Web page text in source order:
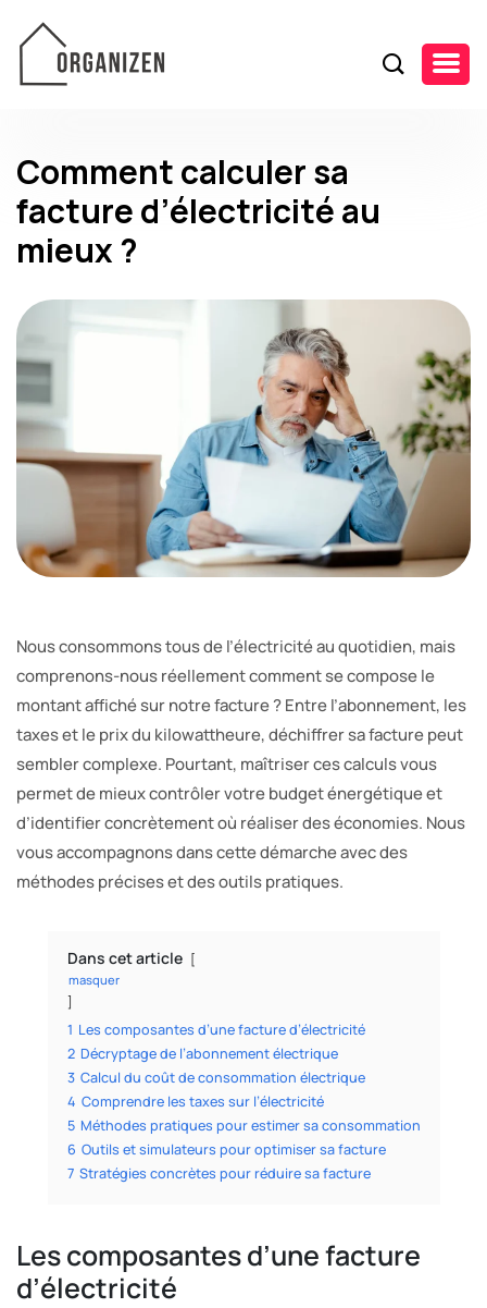
Comment calculer sa
facture d’électricité au
mieux ?
Nous consommons tous de l’électricité au quotidien, mais
comprenons-nous réellement comment se compose le
montant affiché sur notre facture ? Entre l’abonnement, les
taxes et le prix du kilowattheure, déchiffrer sa facture peut
sembler complexe. Pourtant, maîtriser ces calculs vous
permet de mieux contrôler votre budget énergétique et
d’identifier concrètement où réaliser des économies. Nous
vous accompagnons dans cette démarche avec des
méthodes précises et des outils pratiques.
Dans cet article
masquer
1 Les composantes d’une facture d’électricité
2 Décryptage de l’abonnement électrique
3 Calcul du coût de consommation électrique
4 Comprendre les taxes sur l’électricité
5 Méthodes pratiques pour estimer sa consommation
6 Outils et simulateurs pour optimiser sa facture
7 Stratégies concrètes pour réduire sa facture
Les composantes d’une facture
d’électricité